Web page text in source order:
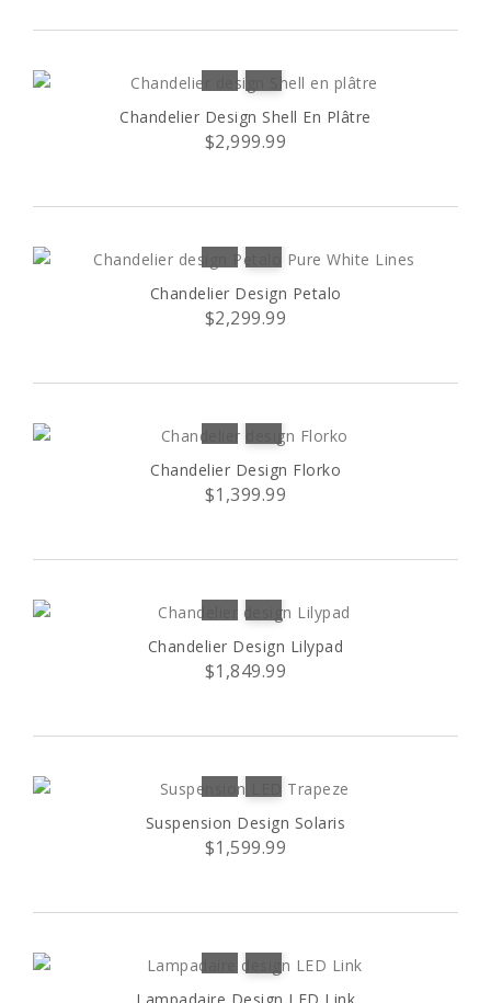
Chandelier Design Shell En Plâtre
$2,999.99
Chandelier Design Petalo
$2,299.99
Chandelier Design Florko
$1,399.99
Chandelier Design Lilypad
$1,849.99
Suspension Design Solaris
$1,599.99